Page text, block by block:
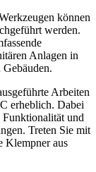
können
werden.
Anlagen in
Arbeiten
erheblich. Dabei
Funktionalität und
Treten Sie mit
Klempner aus